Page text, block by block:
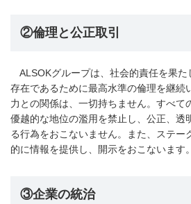
②倫理と公正取引
ALSOKグループは、社会的責任を果た
存在であるために最高水準の倫理を継続
力との関係は、一切持ちません。すべて
優越的な地位の濫用を禁止し、公正、透
る行為をおこないません。また、ステー
的に情報を提供し、開示をおこないます。
③企業の統治